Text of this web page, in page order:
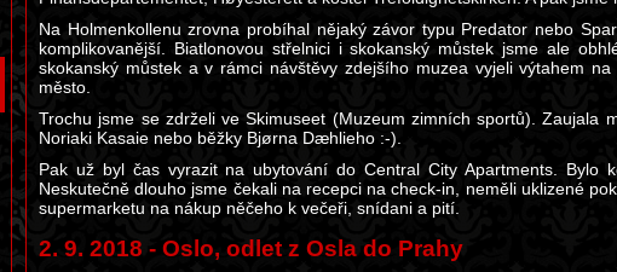
Na Holmenkollenu zrovna probíhal nějaký závor typu Predator nebo
komplikovanější. Biatlonovou střelnici i skokanský můstek jsme ale
skokanský můstek a v rámci návštěvy zdejšího muzea vyjeli výtahem
město.
Trochu jsme se zdrželi ve Skimuseet (Muzeum zimních sportů). Zaujala
Noriaki Kasaie nebo běžky Bjørna Dæhlieho :-).
Pak už byl čas vyrazit na ubytování do Central City Apartments. Bylo
Neskutečně dlouho jsme čekali na recepci na check-in, neměli uklizené
supermarketu na nákup něčeho k večeři, snídani a pití.
2. 9. 2018 - Oslo, odlet z Osla do Prahy